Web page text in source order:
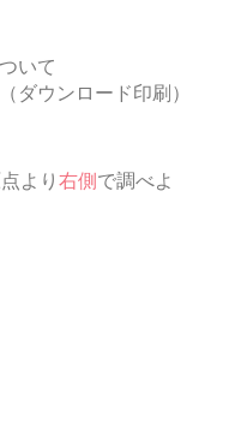
いて
ダウンロード印刷）
より 右側 で調べよ